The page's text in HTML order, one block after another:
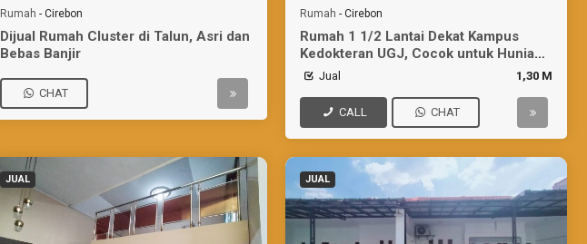
Rumah - Cirebon
Dijual Rumah Cluster di Talun, Asri dan
Bebas Banjir
CHAT
Rumah - Cirebon
Rumah 1 1/2 Lantai Dekat Kampus
Kedokteran UGJ, Cocok untuk Hunian/
Kostan
Jual 1,30 M
CALL CHAT
JUAL JUAL